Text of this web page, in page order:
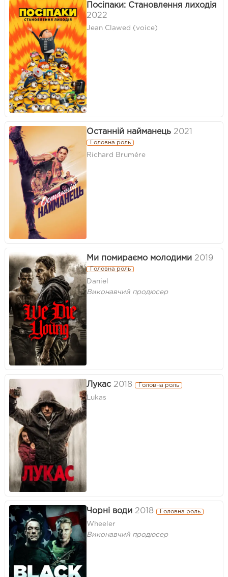
Посіпаки: Становлення лиходія
2022
Jean Clawed (voice)
Останній найманець 2021
Головна роль
Richard Brumére
Ми помираємо молодими 2019
Головна роль
Daniel
Виконавчий продюсер
Лукас 2018 Головна роль
Lukas
Чорні води 2018 Головна роль
Wheeler
Виконавчий продюсер